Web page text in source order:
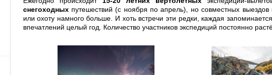
снегоходныхпутешествий (с ноября по апрель), но совместных
или охоту намного больше. И хоть встречи эти редки, каждая
впечатлений целый год. Количество участников экспедиций постоянно